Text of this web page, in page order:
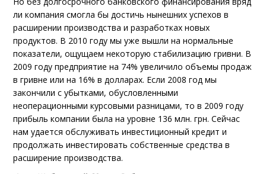
ли компания смогла бы достичь нынешних успехов в
расширении производства и разработках новых
продуктов. В 2010 году мы уже вышли на нормальные
показатели, ощущаем некоторую стабилизацию гривни. В
2009 году предприятие на 74% увеличило объемы продаж
в гривне или на 16% в долларах. Если 2008 год мы
закончили с убытками, обусловленными
неоперационными курсовыми разницами, то в 2009 году
прибыль компании была на уровне 136 млн. грн. Сейчас
нам удается обслуживать инвестиционный кредит и
продолжать инвестировать собственные средства в
расширение производства.